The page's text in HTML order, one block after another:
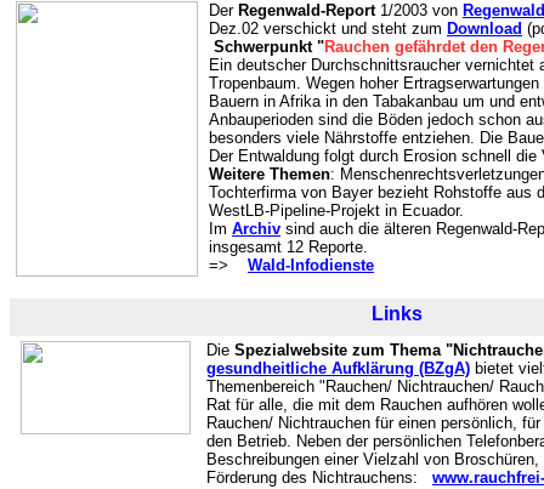
Der Regenwald-Report1/2003 von
Dez.02 verschickt und steht zum Download
Schwerpunkt "Rauchen gefährdet den
Ein deutscher Durchschnittsraucher vernichtet
Tropenbaum. Wegen hoher
Bauern in Afrika in den Tabakanbau um und
Anbauperioden sind die Böden jedoch schon
besonders viele Nährstoffe entziehen. Die
Der Entwaldung folgt durch Erosion schnell die
Weitere Themen:
Tochterfirma von Bayer bezieht Rohstoffe aus
WestLB-Pipeline-Projekt in Ecuador.
Im Archiv sind auch die älteren Regenwald-
insgesamt 12 Reporte.
=>
Wald-Infodienste
Links
Die Spezialwebsite zum Thema
gesundheitliche Aufklärung (BZgA) bietet
Themenbereich "Rauchen/ Nichtrauchen/
Rat für alle, die mit dem Rauchen aufhören
Rauchen/ Nichtrauchen für einen persönlich,
den Betrieb. Neben der persönlichen
Beschreibungen einer Vielzahl von
Förderung des Nichtrauchens: